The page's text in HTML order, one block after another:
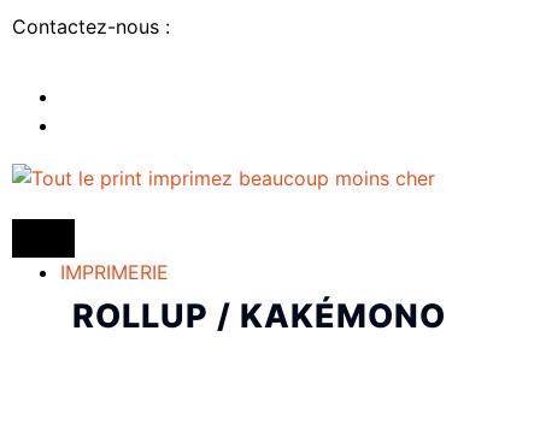
Contactez-nous :
IMPRIMERIE
ROLLUP / KAKÉMONO